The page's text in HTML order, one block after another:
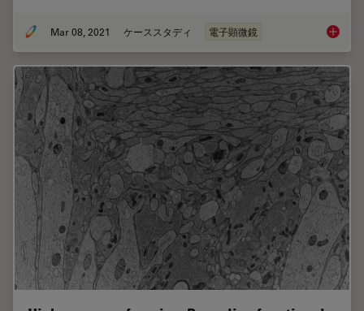
Mar 08, 2021 ケーススタディ 電子顕微鏡